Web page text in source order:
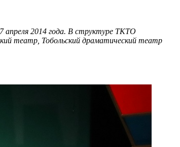
апреля 2014 года. В структуре ТКТО
театр, Тобольский драматический театр